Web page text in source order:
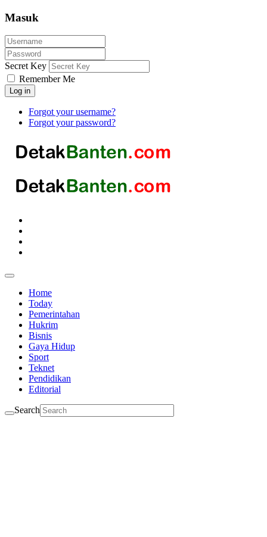
Masuk
Secret Key
Remember Me
Log in
Forgot your username?
Forgot your password?
Home
Today
Pemerintahan
Hukrim
Bisnis
Gaya Hidup
Sport
Teknet
Pendidikan
Editorial
Search